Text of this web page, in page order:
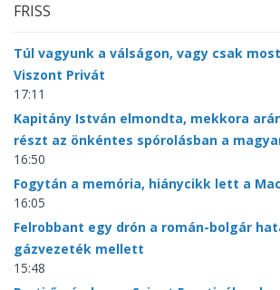
FRISS
Túl vagyunk a válságon, vagy csak
Viszont Privát
17:11
Kapitány István elmondta, mekkora
részt az önkéntes spórolásban a
16:50
Fogytán a memória, hiánycikk lett a
16:05
Felrobbant egy drón a román-bolgár
gázvezeték mellett
15:48